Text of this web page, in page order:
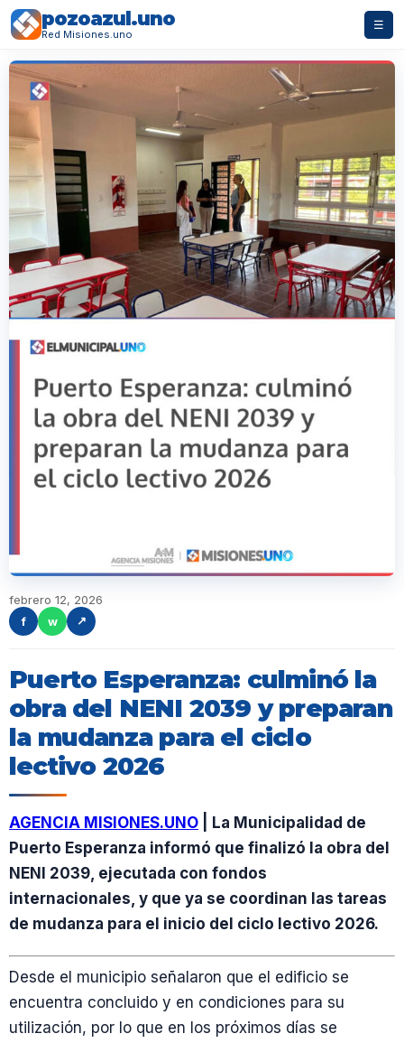
pozoazul.uno
Red Misiones.uno
☰
febrero 12, 2026
f
w ↗
Puerto Esperanza: culminó la
obra del NENI 2039 y preparan
la mudanza para el ciclo
lectivo 2026
AGENCIA MISIONES.UNO | La Municipalidad de
Puerto Esperanza informó que finalizó la obra del
NENI 2039, ejecutada con fondos
internacionales, y que ya se coordinan las tareas
de mudanza para el inicio del ciclo lectivo 2026.
Desde el municipio señalaron que el edificio se
encuentra concluido y en condiciones para su
utilización, por lo que en los próximos días se